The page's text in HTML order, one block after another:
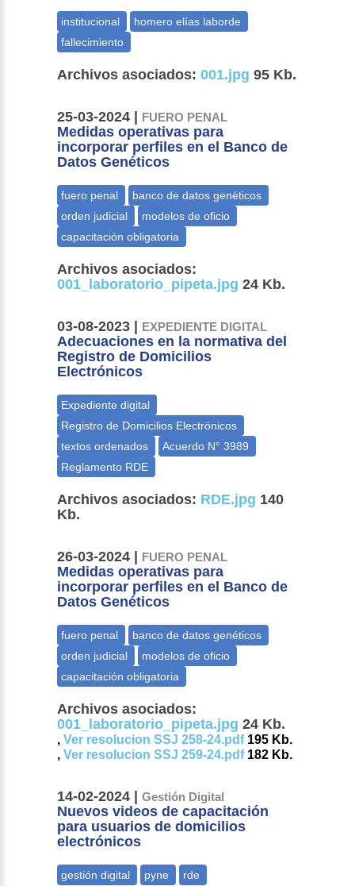
Archivos asociados: 001.jpg 95 Kb.
25-03-2024 | FUERO PENAL
Medidas operativas para
incorporar perfiles en el Banco de
Datos Genéticos
Archivos asociados:
001_laboratorio_pipeta.jpg 24 Kb.
03-08-2023 | EXPEDIENTE DIGITAL
Adecuaciones en la normativa del
Registro de Domicilios
Electrónicos
Archivos asociados: RDE.jpg 140
Kb.
26-03-2024 | FUERO PENAL
Medidas operativas para
incorporar perfiles en el Banco de
Datos Genéticos
Archivos asociados:
001_laboratorio_pipeta.jpg 24 Kb.
,Ver resolucion SSJ 258-24.pdf195 Kb.
,Ver resolucion SSJ 259-24.pdf182 Kb.
14-02-2024 |Gestión Digital
Nuevos videos de capacitación
para usuarios de domicilios
electrónicos